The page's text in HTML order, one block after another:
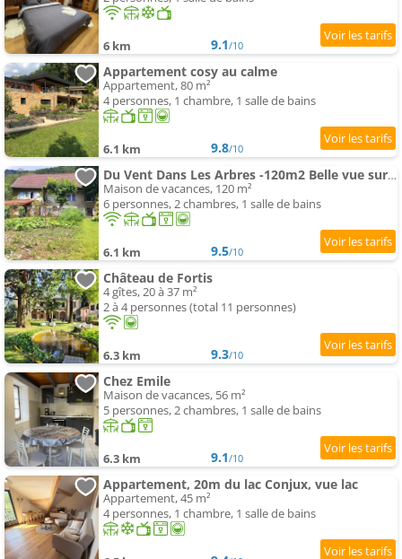
6 km 9.1/10
Appartement cosy au calme
Appartement, 80 m²
4 personnes, 1 chambre, 1 salle de bains
6.1 km 9.8/10
Du Vent Dans Les Arbres -120m2 Belle vue sur le lac
Maison de vacances, 120 m²
6 personnes, 2 chambres, 1 salle de bains
6.1 km 9.5/10
Château de Fortis
4 gîtes, 20 à 37 m²
2 à 4 personnes (total 11 personnes)
6.3 km 9.3/10
Chez Emile
Maison de vacances, 56 m²
5 personnes, 2 chambres, 1 salle de bains
6.3 km 9.1/10
Appartement, 20m du lac Conjux, vue lac
Appartement, 45 m²
4 personnes, 1 chambre, 1 salle de bains